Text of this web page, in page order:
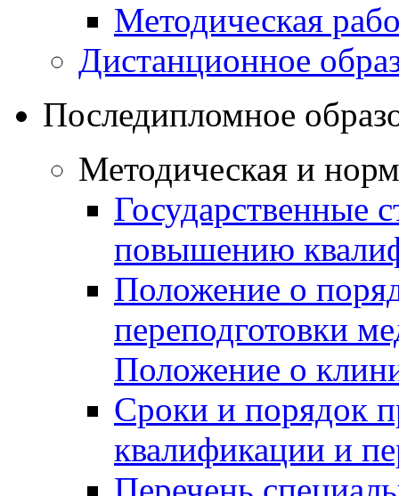
Методическая
Дистанционное
Последипломное
Методическая и
Государственные
повышению
Положение о
переподготовки
Положение о
Сроки и порядок
квалификации и